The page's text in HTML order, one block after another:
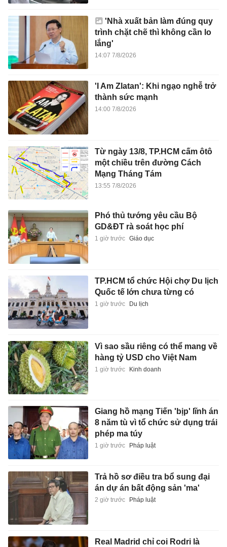
'Nhà xuất bản làm đúng quy
trình chặt chẽ thì không cần lo
lắng'
14:07 7/8/2026
'I Am Zlatan': Khi ngạo nghễ trở
thành sức mạnh
14:00 7/8/2026
Từ ngày 13/8, TP.HCM cấm ôtô
một chiều trên đường Cách
Mạng Tháng Tám
13:55 7/8/2026
Phó thủ tướng yêu cầu Bộ
GD&ĐT rà soát học phí
1 giờ trước Giáo dục
TP.HCM tổ chức Hội chợ Du lịch
Quốc tế lớn chưa từng có
1 giờ trước Du lịch
Vì sao sầu riêng có thể mang về
hàng tỷ USD cho Việt Nam
1 giờ trước Kinh doanh
Giang hồ mạng Tiến 'bịp' lĩnh án
8 năm tù vì tổ chức sử dụng trái
phép ma túy
1 giờ trước Pháp luật
Trả hồ sơ điều tra bổ sung đại
án dự án bất động sản 'ma'
2 giờ trước Pháp luật
Real Madrid chỉ coi Rodri là